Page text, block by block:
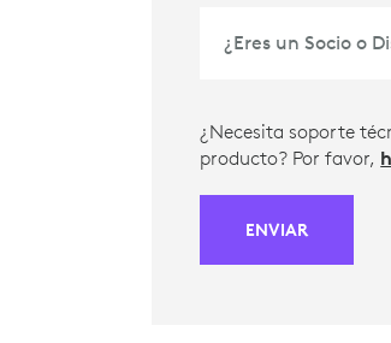
¿Necesita soporte
producto? Por favor,
ENVIAR